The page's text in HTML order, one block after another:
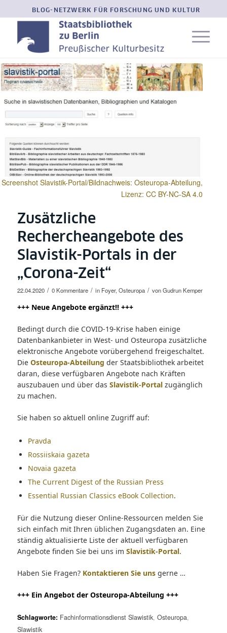
BLOG-NETZWERK FÜR FORSCHUNG UND KULTUR
Screenshot Slavistik-Portal/Bildnachweis: Osteuropa-Abteilung,
Lizenz: CC BY-NC-SA 4.0
Zusätzliche
Rechercheangebote des
Slavistik-Portals in der
„Corona-Zeit“
22.04.2020 / 0 Kommentare / in Foyer, Osteuropa / vonGudrun Kemper
+++ Neue Angebote ergänzt!! +++
Bedingt durch die COVID-19-Krise haben einige
Datenbankanbieter in West- und Osteuropa zusätzliche
elektronische Angebote vorübergehend freigeschaltet.
Die Osteuropa-Abteilung der Staatsbibliothek arbeitet
daran, diese verfügbaren Angebote nach Kräften
auszubauen und über das Slavistik-Portalzugänglich
zu machen.
Sie haben so aktuell online Zugriff auf:
Pravda
Rossiiskaia gazeta
Novaia gazeta
The Current Digest of the Russian Press
Essential Russian Classics eBook Collection.
Für die Nutzung dieser Online-Ressourcen melden Sie
sich einfach mit Ihren üblichen Zugangsdaten an. Eine
ständig aktualisierte Liste der aktuell verfügbaren
Angebote finden Sie bei uns im Slavistik-Portal.
Haben Sie Fragen? Kontaktieren Sie unsgerne …
+++ Ein Angebot der Osteuropa-Abteilung +++
Schlagworte: Fachinformationsdienst Slawistik, Osteuropa,
Slawistik